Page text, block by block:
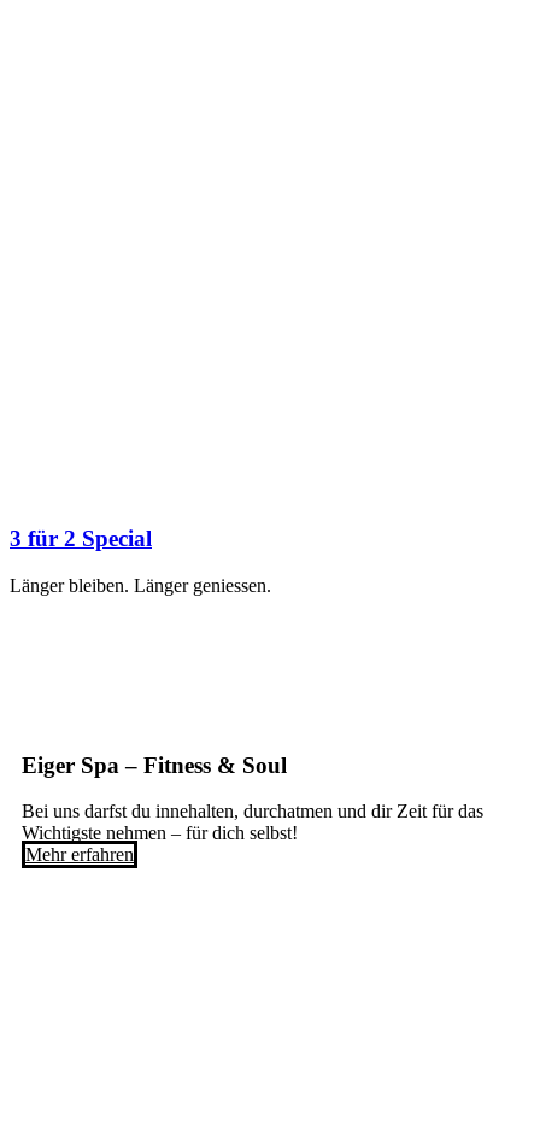
3 für 2 Special
Länger bleiben. Länger geniessen.
Eiger Spa – Fitness & Soul
Bei uns darfst du innehalten, durchatmen und dir Zeit für das
Wichtigste nehmen – für dich selbst!
Mehr erfahren